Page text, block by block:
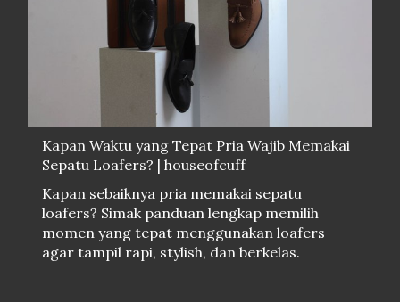
Kapan Waktu yang Tepat Pria Wajib Memakai
Sepatu Loafers? | houseofcuff
Kapan sebaiknya pria memakai sepatu
loafers? Simak panduan lengkap memilih
momen yang tepat menggunakan loafers
agar tampil rapi, stylish, dan berkelas.